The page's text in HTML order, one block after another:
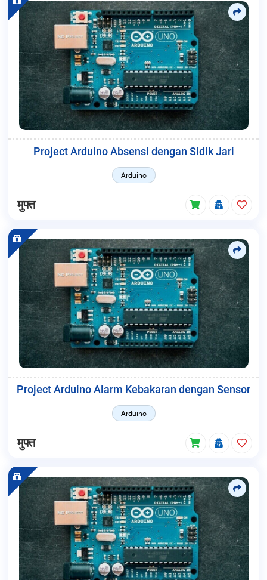
Project Arduino Absensi dengan Sidik Jari
Arduino
मुफ्त
Project Arduino Alarm Kebakaran dengan Sensor
Arduino
मुफ्त